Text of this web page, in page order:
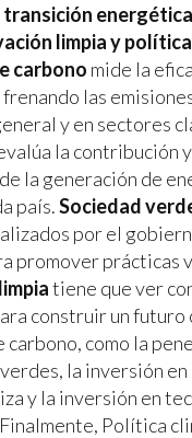
transición
limpia y
carbono mide la
las
y en sectores
la contribución
la generación de
país.Sociedad
por el
promover prácticas
tiene que ver
construir un futuro
carbono, como la
la inversión
y la inversión en
Política